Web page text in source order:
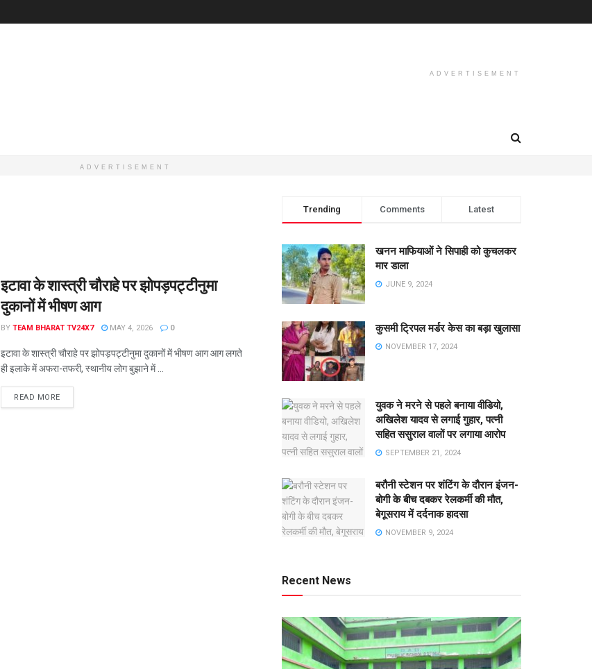
ADVERTISEMENT
ADVERTISEMENT
इटावा के शास्त्री चौराहे पर झोपड़पट्टीनुमा
दुकानों में भीषण आग
BY TEAM BHARAT TV24X7 MAY 4, 2026 0
इटावा के शास्त्री चौराहे पर झोपड़पट्टीनुमा दुकानों में भीषण आग आग लगते
ही इलाके में अफरा-तफरी, स्थानीय लोग बुझाने में ...
READ MORE
Trending Comments Latest
खनन माफियाओं ने सिपाही को कुचलकर
मार डाला
JUNE 9, 2024
कुसमी ट्रिपल मर्डर केस का बड़ा खुलासा
NOVEMBER 17, 2024
युवक ने मरने से पहले बनाया वीडियो,
अखिलेश यादव से लगाई गुहार, पत्नी
सहित ससुराल वालों पर लगाया आरोप
SEPTEMBER 21, 2024
बरौनी स्टेशन पर शंटिंग के दौरान इंजन-
बोगी के बीच दबकर रेलकर्मी की मौत,
बेगूसराय में दर्दनाक हादसा
NOVEMBER 9, 2024
Recent News